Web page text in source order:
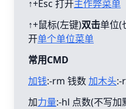
↑+Esc 打开主作弊菜单
↑+鼠标(左键)双击单位(
开单个单位菜单
常用CMD
加钱:-rm 钱数加木头:-
加力量:-hl 点数(不写加